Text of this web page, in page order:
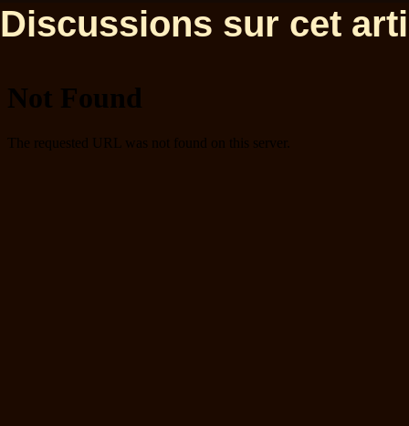
Discussions sur cet